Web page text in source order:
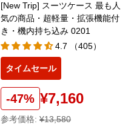
[New Trip] スーツケース 最も人
気の商品・超軽量・拡張機能付
き・機内持ち込み 0201
4.7 （405）
タイムセール
-47% ¥7,160
参考価格: ¥13,580